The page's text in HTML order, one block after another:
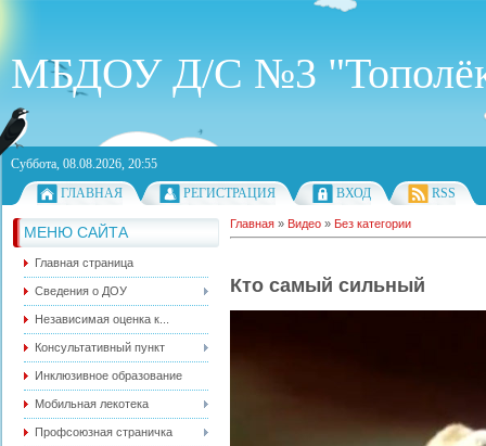
МБДОУ Д/С №3
Суббота, 08.08.2026, 20:55
ГЛАВНАЯ
РЕГИСТРАЦИЯ ВХОД RSS
МЕНЮ САЙТА
Главная страница
Сведения о ДОУ
Независимая оценка к...
Консультативный пункт
Инклюзивное образование
Мобильная лекотека
Профсоюзная страничка
Главная » Видео » Без категории
Кто самый сильный